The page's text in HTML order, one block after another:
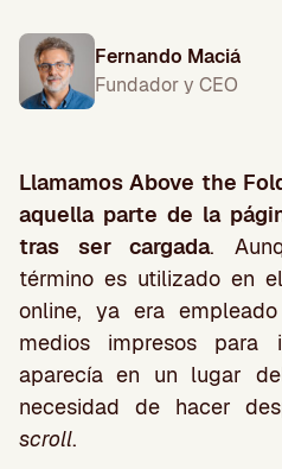
Fernando Maciá
Fundador y CEO
Llamamos Above the
aquella parte de la
tras ser cargada.
término es utilizado en
online, ya era
medios impresos para
aparecía en un lugar
necesidad de hacer
scroll.